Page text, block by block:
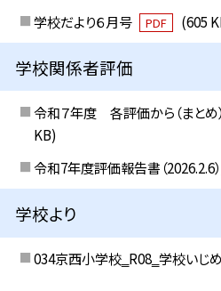
学校だより６月号
PDF (605
学校関係者評価
令和７年度 各評価から（まとめ
KB)
令和7年度評価報告書（2026.2.6
学校より
034京西小学校‗R08‗学校いじ